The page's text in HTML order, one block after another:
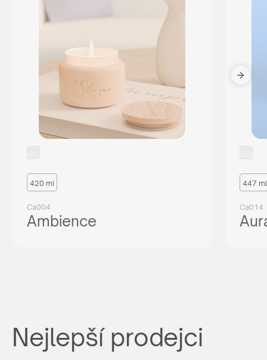
420 ml
Ca004
Ambience
447 ml
Ca014
Nejlepší prodejci